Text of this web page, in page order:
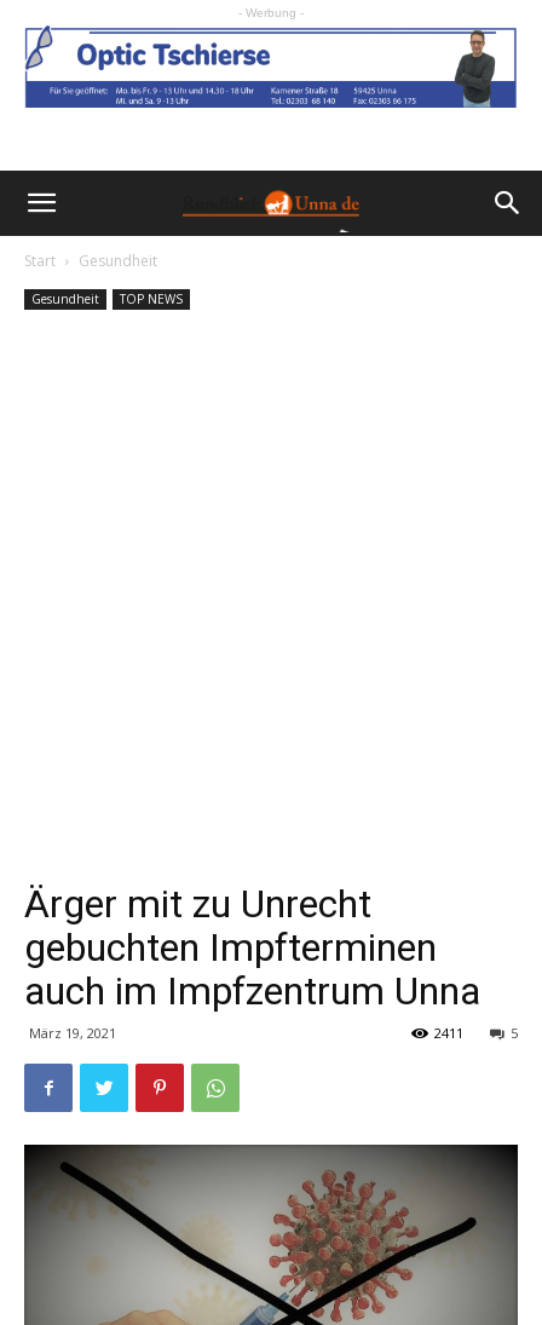
- Werbung -
Start Gesundheit
Gesundheit TOP NEWS
Ärger mit zu Unrecht
gebuchten Impfterminen
auch im Impfzentrum Unna
März 19, 2021 5
2411